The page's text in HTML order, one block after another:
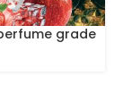
grade